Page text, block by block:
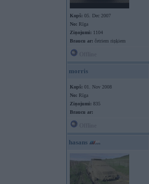
Kopš: 05. Dec 2007
No: Rīga
Ziņojumi: 1104
Braucu ar: četriem riņķiem
morris
Kopš: 01. Nov 2008
No: Rīga
Ziņojumi: 835
Braucu ar:
hasans